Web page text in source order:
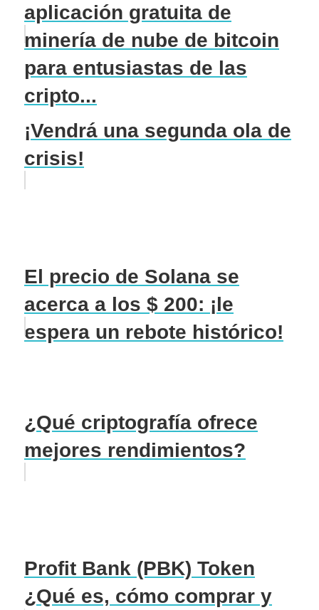
aplicación gratuita de
minería de nube de bitcoin
para entusiastas de las
cripto...
¡Vendrá una segunda ola de
crisis!
El precio de Solana se
acerca a los $ 200: ¡le
espera un rebote histórico!
¿Qué criptografía ofrece
mejores rendimientos?
Profit Bank (PBK) Token
¿Qué es, cómo comprar y